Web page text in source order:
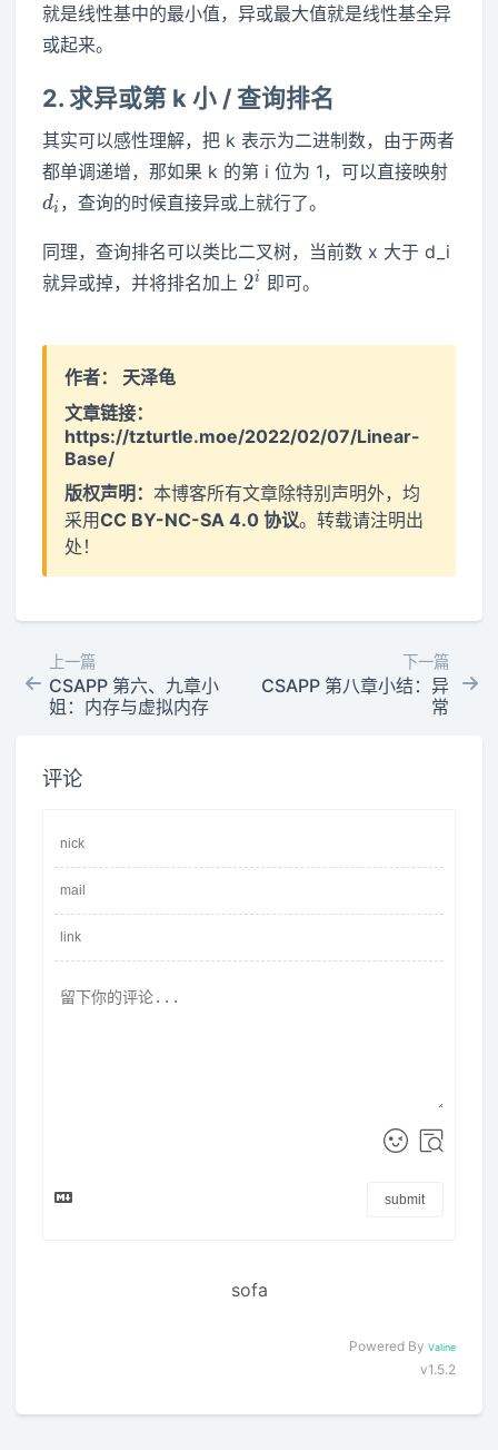
就是线性基中的最小值，异或最大值就是线性基全异
或起来。
2. 求异或第 k 小 / 查询排名
其实可以感性理解，把 k 表示为二进制数，由于两者
都单调递增，那如果 k 的第 i 位为 1，可以直接映射
di ，查询的时候直接异或上就行了。
同理，查询排名可以类比二叉树，当前数 x 大于 d_i
就异或掉，并将排名加上 2^i
2i 即可。
作者：
天泽龟
文章链接：
https://tzturtle.moe/2022/02/07/Linear-
Base/
版权声明：本博客所有文章除特别声明外，均
采用CC BY-NC-SA 4.0 协议。转载请注明出
处！
上一篇
CSAPP 第六、九章小
姐：内存与虚拟内存
下一篇
CSAPP 第八章小结：异
常
评论
submit
sofa
Powered By Valine
v1.5.2